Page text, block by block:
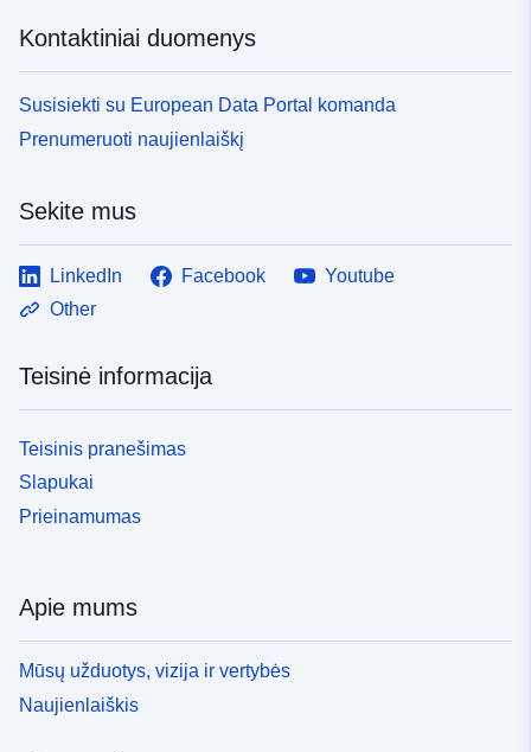
Kontaktiniai duomenys
Susisiekti su European Data Portal komanda
Prenumeruoti naujienlaiškį
Sekite mus
LinkedIn Facebook
Youtube
Other
Teisinė informacija
Teisinis pranešimas
Slapukai
Prieinamumas
Apie mums
Mūsų užduotys, vizija ir vertybės
Naujienlaiškis